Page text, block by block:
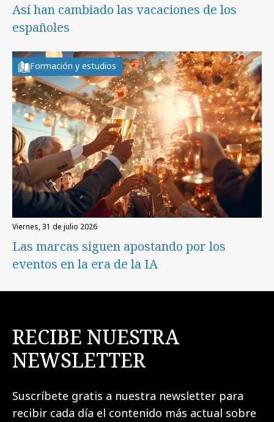
Así han cambiado las vacaciones de los
españoles
Formación y estudios
viernes, 31 de julio 2026
Las marcas siguen apostando por los
eventos en la era de la IA
RECIBE NUESTRA
NEWSLETTER
Suscríbete gratis a nuestra newsletter para
recibir cada día el contenido más actual sobre